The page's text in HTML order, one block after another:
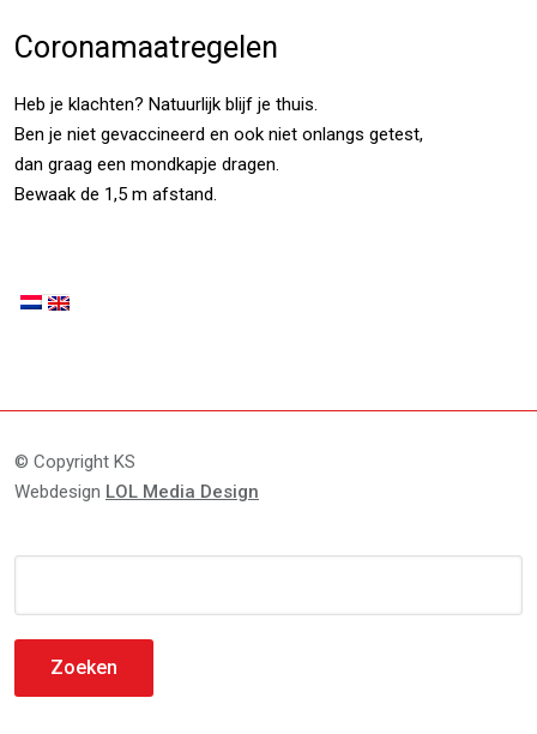
Coronamaatregelen
Heb je klachten? Natuurlijk blijf je thuis.
Ben je niet gevaccineerd en ook niet onlangs getest,
dan graag een mondkapje dragen.
Bewaak de 1,5 m afstand.
© Copyright KS
Webdesign LOL Media Design